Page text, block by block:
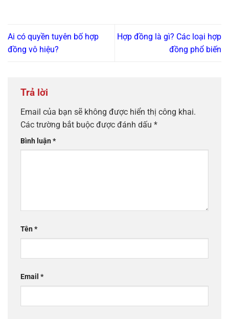
Ai có quyền tuyên bố hợp
đồng vô hiệu?
Hợp đồng là gì? Các loại hợp
đồng phổ biến
Trả lời
Email của bạn sẽ không được hiển thị công khai.
Các trường bắt buộc được đánh dấu *
Bình luận*
Tên*
Email *